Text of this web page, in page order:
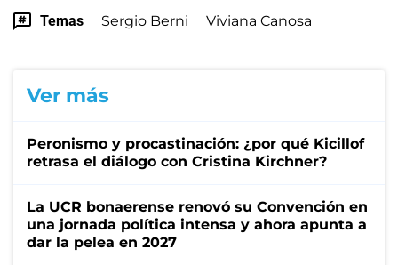
Temas Sergio Berni Viviana Canosa
Ver más
Peronismo y procastinación: ¿por qué Kicillof
retrasa el diálogo con Cristina Kirchner?
La UCR bonaerense renovó su Convención en
una jornada política intensa y ahora apunta a
dar la pelea en 2027